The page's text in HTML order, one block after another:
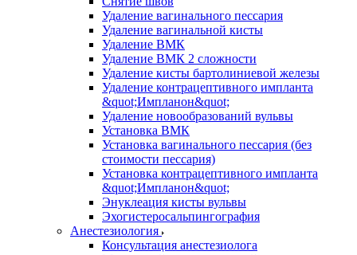
Удаление вагинального пессария
Удаление вагинальной кисты
Удаление ВМК
Удаление ВМК 2 сложности
Удаление кисты бартолиниевой железы
Удаление контрацептивного импланта
&quot;Импланон&quot;
Удаление новообразований вульвы
Установка ВМК
Установка вагинального пессария (без
стоимости пессария)
Установка контрацептивного импланта
&quot;Импланон&quot;
Энуклеация кисты вульвы
Эхогистеросальпингография
Анестезиология
Консультация анестезиолога